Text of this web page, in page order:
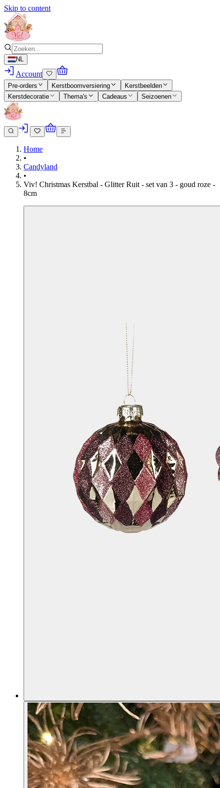
Skip to content
NL
Account
Pre-orders Kerstboomversiering
Kerstbeelden
Kerstdecoratie
Thema's Cadeaus Seizoenen
Home
•
Candyland
•
Viv! Christmas Kerstbal - Glitter Ruit - set van 3 - goud roze -
8cm